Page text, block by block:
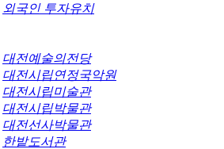
외국인 투자유치
대전예술의전당
대전시립연정국악원
대전시립미술관
대전시립박물관
대전선사박물관
한밭도서관